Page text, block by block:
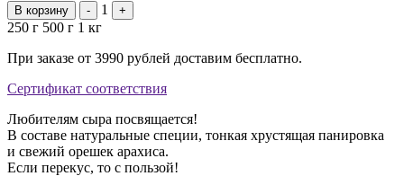
В корзину - 1 +
250 г 500 г 1 кг
При заказе от 3990 рублей доставим бесплатно.
Сертификат соответствия
Любителям сыра посвящается!
В составе натуральные специи, тонкая хрустящая панировка
и свежий орешек арахиса.
Если перекус, то с пользой!